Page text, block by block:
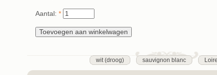
Aantal: *
wit (droog) sauvignon blanc